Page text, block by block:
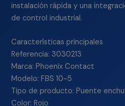
instalación rápida y una
de control industrial.
Características principales
Referencia: 3030213
Marca: Phoenix Contact
Modelo: FBS 10-5
Tipo de producto: Puente
Color: Rojo